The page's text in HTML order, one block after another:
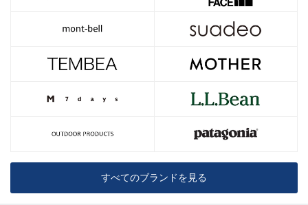
すべてのブランドを見る